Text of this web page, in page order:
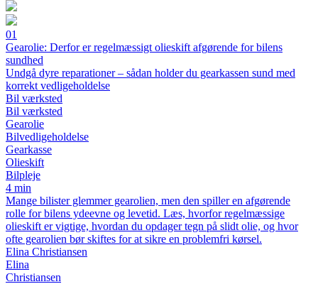
01
Gearolie: Derfor er regelmæssigt olieskift afgørende for bilens
sundhed
Undgå dyre reparationer – sådan holder du gearkassen sund med
korrekt vedligeholdelse
Bil værksted
Bil værksted
Gearolie
Bilvedligeholdelse
Gearkasse
Olieskift
Bilpleje
4 min
Mange bilister glemmer gearolien, men den spiller en afgørende
rolle for bilens ydeevne og levetid. Læs, hvorfor regelmæssige
olieskift er vigtige, hvordan du opdager tegn på slidt olie, og hvor
ofte gearolien bør skiftes for at sikre en problemfri kørsel.
Elina Christiansen
Elina
Christiansen